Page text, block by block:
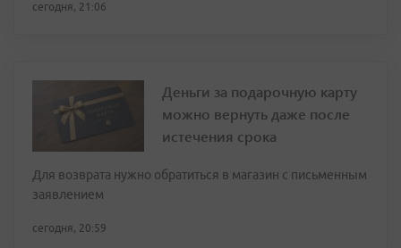
сегодня, 21:06
Деньги за подарочную карту
можно вернуть даже после
истечения срока
Для возврата нужно обратиться в магазин с письменным
заявлением
сегодня, 20:59